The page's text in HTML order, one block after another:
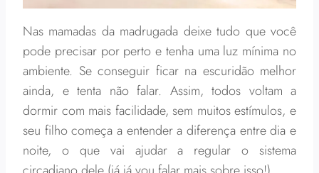
Nas mamadas da madrugada deixe tudo que você
pode precisar por perto e tenha uma luz mínima no
ambiente. Se conseguir ficar na escuridão melhor
ainda, e tenta não falar. Assim, todos voltam a
dormir com mais facilidade, sem muitos estímulos, e
seu filho começa a entender a diferença entre dia e
noite, o que vai ajudar a regular o sistema